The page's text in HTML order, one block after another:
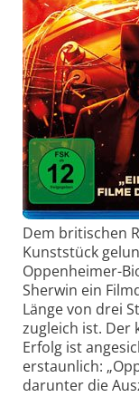
Dem britischen
Kunststück
Oppenheimer-
Sherwin ein
Länge von drei
zugleich ist. Der
Erfolg ist
erstaunlich:
darunter die